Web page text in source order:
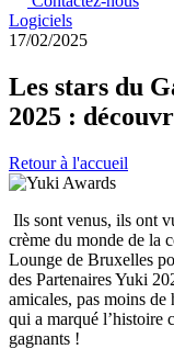
Logiciels
17/02/2025
Les stars du
2025 :
Retour à l'accueil
Ils sont venus, ils ont
crème du monde de la
Lounge de Bruxelles
des Partenaires Yuki
amicales, pas moins
qui a marqué l’histoire
gagnants !